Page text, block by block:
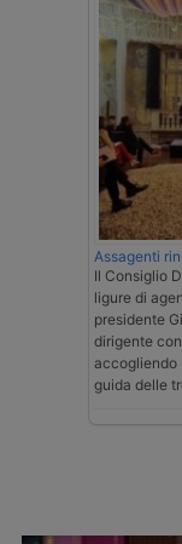
Assagenti
Il Consiglio
ligure di
presidente
dirigente
accogliendo
guida delle